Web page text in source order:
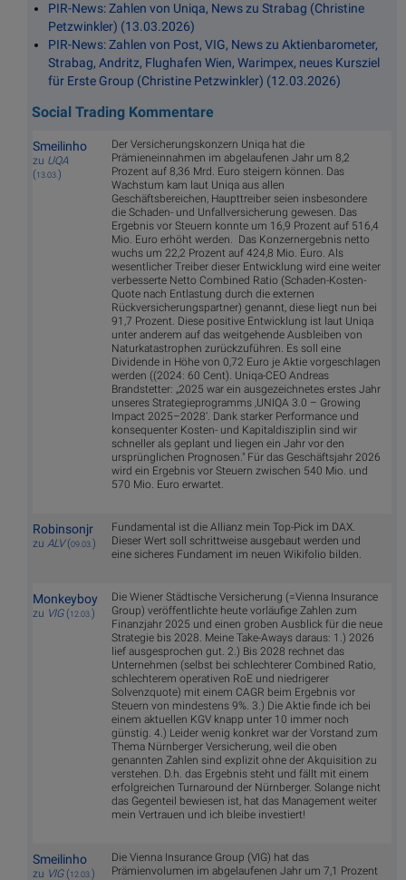
PIR-News: Zahlen von Uniqa, News zu Strabag (Christine
Petzwinkler) (13.03.2026)
PIR-News: Zahlen von Post, VIG, News zu Aktienbarometer,
Strabag, Andritz, Flughafen Wien, Warimpex, neues Kursziel
für Erste Group (Christine Petzwinkler) (12.03.2026)
Social Trading Kommentare
Smeilinho
zu UQA
(13.03. )
Der Versicherungskonzern Uniqa hat die
Prämieneinnahmen im abgelaufenen Jahr um 8,2
Prozent auf 8,36 Mrd. Euro steigern können. Das
Wachstum kam laut Uniqa aus allen
Geschäftsbereichen, Haupttreiber seien insbesondere
die Schaden- und Unfallversicherung gewesen. Das
Ergebnis vor Steuern konnte um 16,9 Prozent auf 516,4
Mio. Euro erhöht werden. Das Konzernergebnis netto
wuchs um 22,2 Prozent auf 424,8 Mio. Euro. Als
wesentlicher Treiber dieser Entwicklung wird eine weiter
verbesserte Netto Combined Ratio (Schaden-Kosten-
Quote nach Entlastung durch die externen
Rückversicherungspartner) genannt, diese liegt nun bei
91,7 Prozent. Diese positive Entwicklung ist laut Uniqa
unter anderem auf das weitgehende Ausbleiben von
Naturkatastrophen zurückzuführen. Es soll eine
Dividende in Höhe von 0,72 Euro je Aktie vorgeschlagen
werden ((2024: 60 Cent). Uniqa-CEO Andreas
Brandstetter: „2025 war ein ausgezeichnetes erstes Jahr
unseres Strategieprogramms ‚UNIQA 3.0 – Growing
Impact 2025–2028‘. Dank starker Performance und
konsequenter Kosten- und Kapitaldisziplin sind wir
schneller als geplant und liegen ein Jahr vor den
ursprünglichen Prognosen." Für das Geschäftsjahr 2026
wird ein Ergebnis vor Steuern zwischen 540 Mio. und
570 Mio. Euro erwartet.
Robinsonjr
zu ALV(09.03. )
Fundamental ist die Allianz mein Top-Pick im DAX.
Dieser Wert soll schrittweise ausgebaut werden und
eine sicheres Fundament im neuen Wikifolio bilden.
Monkeyboy
zu VIG(12.03. )
Die Wiener Städtische Versicherung (=Vienna Insurance
Group) veröffentlichte heute vorläufige Zahlen zum
Finanzjahr 2025 und einen groben Ausblick für die neue
Strategie bis 2028. Meine Take-Aways daraus: 1.) 2026
lief ausgesprochen gut. 2.) Bis 2028 rechnet das
Unternehmen (selbst bei schlechterer Combined Ratio,
schlechterem operativen RoE und niedrigerer
Solvenzquote) mit einem CAGR beim Ergebnis vor
Steuern von mindestens 9%. 3.) Die Aktie finde ich bei
einem aktuellen KGV knapp unter 10 immer noch
günstig. 4.) Leider wenig konkret war der Vorstand zum
Thema Nürnberger Versicherung, weil die oben
genannten Zahlen sind explizit ohne der Akquisition zu
verstehen. D.h. das Ergebnis steht und fällt mit einem
erfolgreichen Turnaround der Nürnberger. Solange nicht
das Gegenteil bewiesen ist, hat das Management weiter
mein Vertrauen und ich bleibe investiert!
Smeilinho
zu VIG(12.03. )
Die Vienna Insurance Group (VIG) hat das
Prämienvolumen im abgelaufenen Jahr um 7,1 Prozent